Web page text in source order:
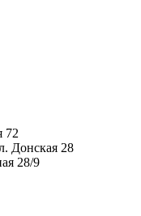
72
Донская 28
28/9